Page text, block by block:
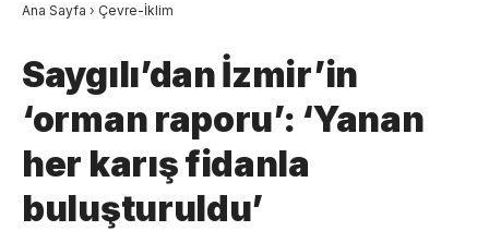
Ana Sayfa › Çevre-İklim
Saygılı’dan İzmir’in
‘orman raporu’: ‘Yanan
her karış fidanla
buluşturuldu’